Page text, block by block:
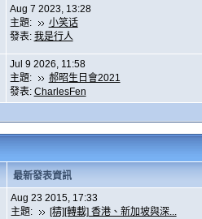
Aug 7 2023, 13:28
主題:
小笑话
發表: 我是行人
Jul 9 2026, 11:58
主題:
郝昭生日會2021
發表: CharlesFen
最新發表資訊
Aug 23 2015, 17:33
主題:
[精][轉載] 香港、新加坡與深...